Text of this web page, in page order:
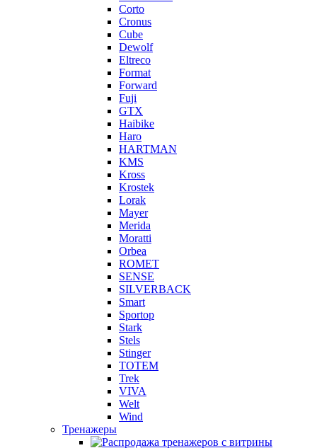
Corto
Cronus
Cube
Dewolf
Eltreco
Format
Forward
Fuji
GTX
Haibike
Haro
HARTMAN
KMS
Kross
Krostek
Lorak
Mayer
Merida
Moratti
Orbea
ROMET
SENSE
SILVERBACK
Smart
Sportop
Stark
Stels
Stinger
TOTEM
Trek
VIVA
Welt
Wind
Тренажеры